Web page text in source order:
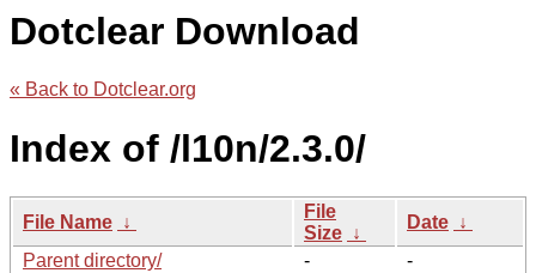
Dotclear Download
« Back to Dotclear.org
Index of /l10n/2.3.0/
File Name ↓
File
Size ↓
Date ↓
Parent directory/
-
-